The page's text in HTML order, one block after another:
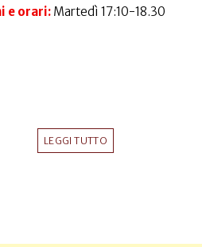
e orari: Martedì 17:10-18.30
LEGGI TUTTO